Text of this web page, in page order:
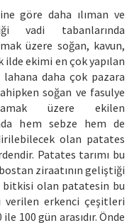
göre daha ılıman ve
vadi tabanlarında
üzere soğan, kavun,
ekimi en çok yapılan
daha çok pazara
soğan ve fasulye
üzere ekilen
hem sebze hem de
olan patates
Patates tarımı bu
ziraatının geliştiği
olan patatesin bu
verilen erkenci çeşitleri
100 gün arasıdır. Önde